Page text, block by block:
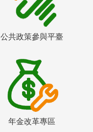
公共政策參與平臺
年金改革專區